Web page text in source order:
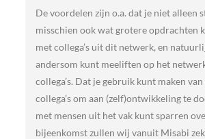
De voordelen zijn o.a. dat je niet alleen
misschien ook wat grotere opdrachten
met collega’s uit dit netwerk, en
andersom kunt meeliften op het
collega’s. Dat je gebruik kunt maken
collega’s om aan (zelf)ontwikkeling te
met mensen uit het vak kunt sparren
bijeenkomst zullen wij vanuit Misabi